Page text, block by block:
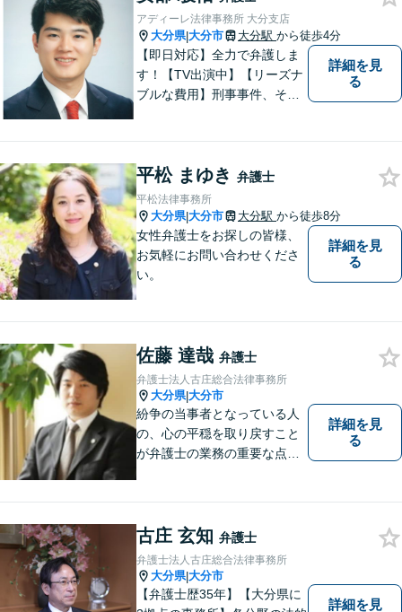
アディーレ法律事務所 大分支店
大分県|大分市 大分駅 から徒歩4分
【即日対応】全力で弁護しま
す！【TV出演中】【リーズナ
ブルな費用】刑事事件、その
分駅４分】
詳細を見
る
平松 まゆき 弁護士
平松法律事務所
大分県|大分市 大分駅 から徒歩8分
女性弁護士をお探しの皆様、
お気軽にお問い合わせくださ
い。
詳細を見
る
佐藤 達哉 弁護士
弁護士法人古庄総合法律事務所
大分県|大分市
紛争の当事者となっている人
の、心の平穏を取り戻すこと
が弁護士の業務の重要な点と
詳細を見
る
古庄 玄知 弁護士
弁護士法人古庄総合法律事務所
大分県|大分市
【弁護士歴35年】【大分県に
詳細を見